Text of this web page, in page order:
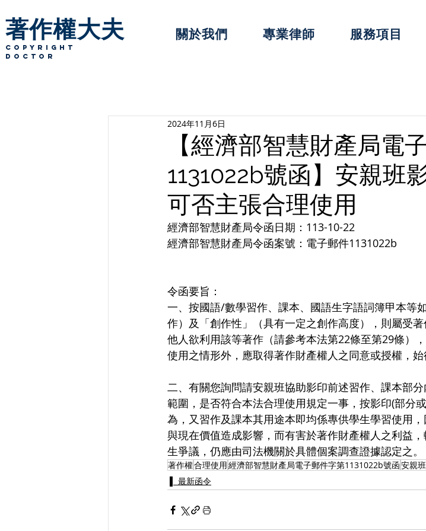
著作權大夫
copyright
Doctor
關於我們 專業律師 服務項目
【經濟部智慧財產局電
1131022b號函】安親班
可否主張合理使用
2024年11月6日
經濟部智慧財產局令函日期：113-10-22
經濟部智慧財產局令函案號：電子郵件1131022b
令函要旨：
一、按國語/數學習作、課本、國語生字語詞簿甲本等
作）及「創作性」（具有一定之創作高度），則屬受
他人欲利用該等著作（請參考本法第22條至第29條）
使用之情形外，應取得著作財產權人之同意或授權，始
二、有關您詢問請安親班協助影印前述習作、課本部
範圍，是否符合本法合理使用規定一事，按影印(部分
為，又習作及課本其用途本即均係專供學生學習使用
與現在價值造成影響，而有害於著作財產權人之利益
生爭議，仍應由司法機關於具體個案調查證據認定之。
著作權合理使用經濟部智慧財產局電子郵件字第1131022b號函安親班
▌ 最新函令